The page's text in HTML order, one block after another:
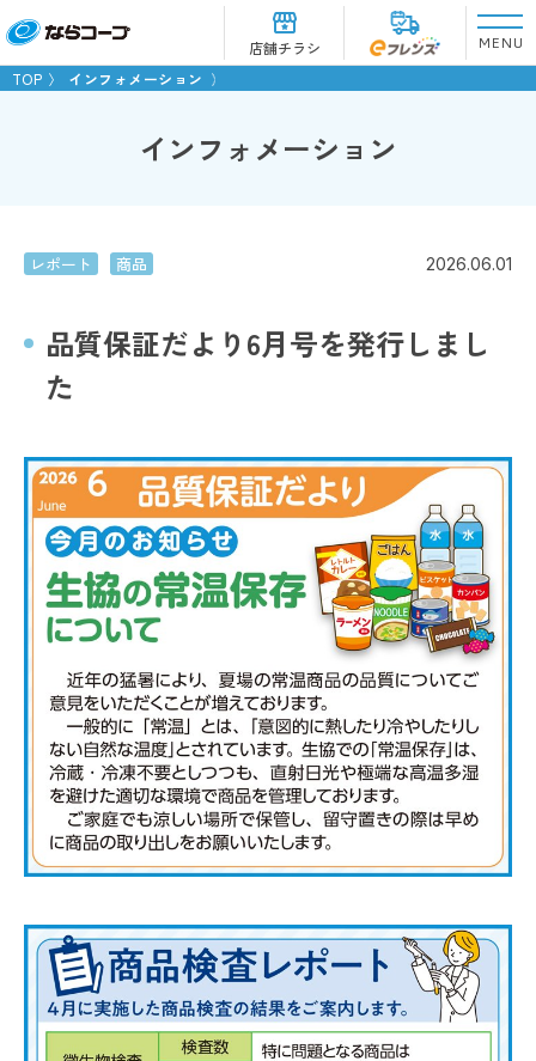
店舗チラシ
MENU
TOP
インフォメーション
インフォメーション
レポート 商品 2026.06.01
品質保証だより6月号を発行しまし
た